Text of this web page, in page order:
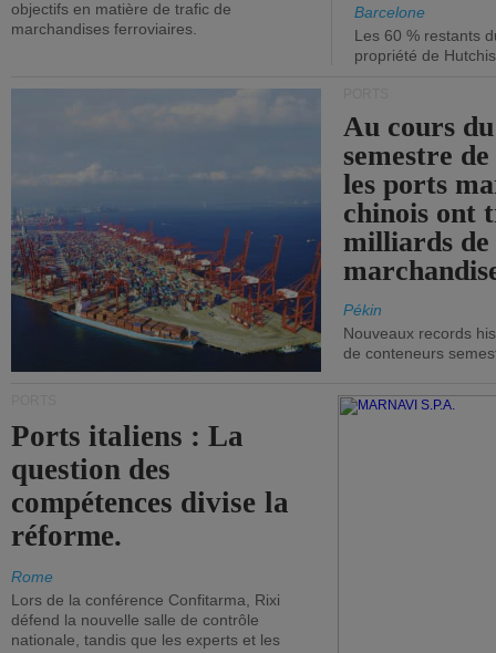
objectifs en matière de trafic de
marchandises ferroviaires.
Barcelone
Les 60 % restants
propriété de
Au cours
semestre
les ports
chinois ont
milliards de
Pékin
Nouveaux records
de conteneurs
Ports italiens : La
question des
compétences divise la
réforme.
Rome
Lors de la conférence Confitarma, Rixi
défend la nouvelle salle de contrôle
nationale, tandis que les experts et les